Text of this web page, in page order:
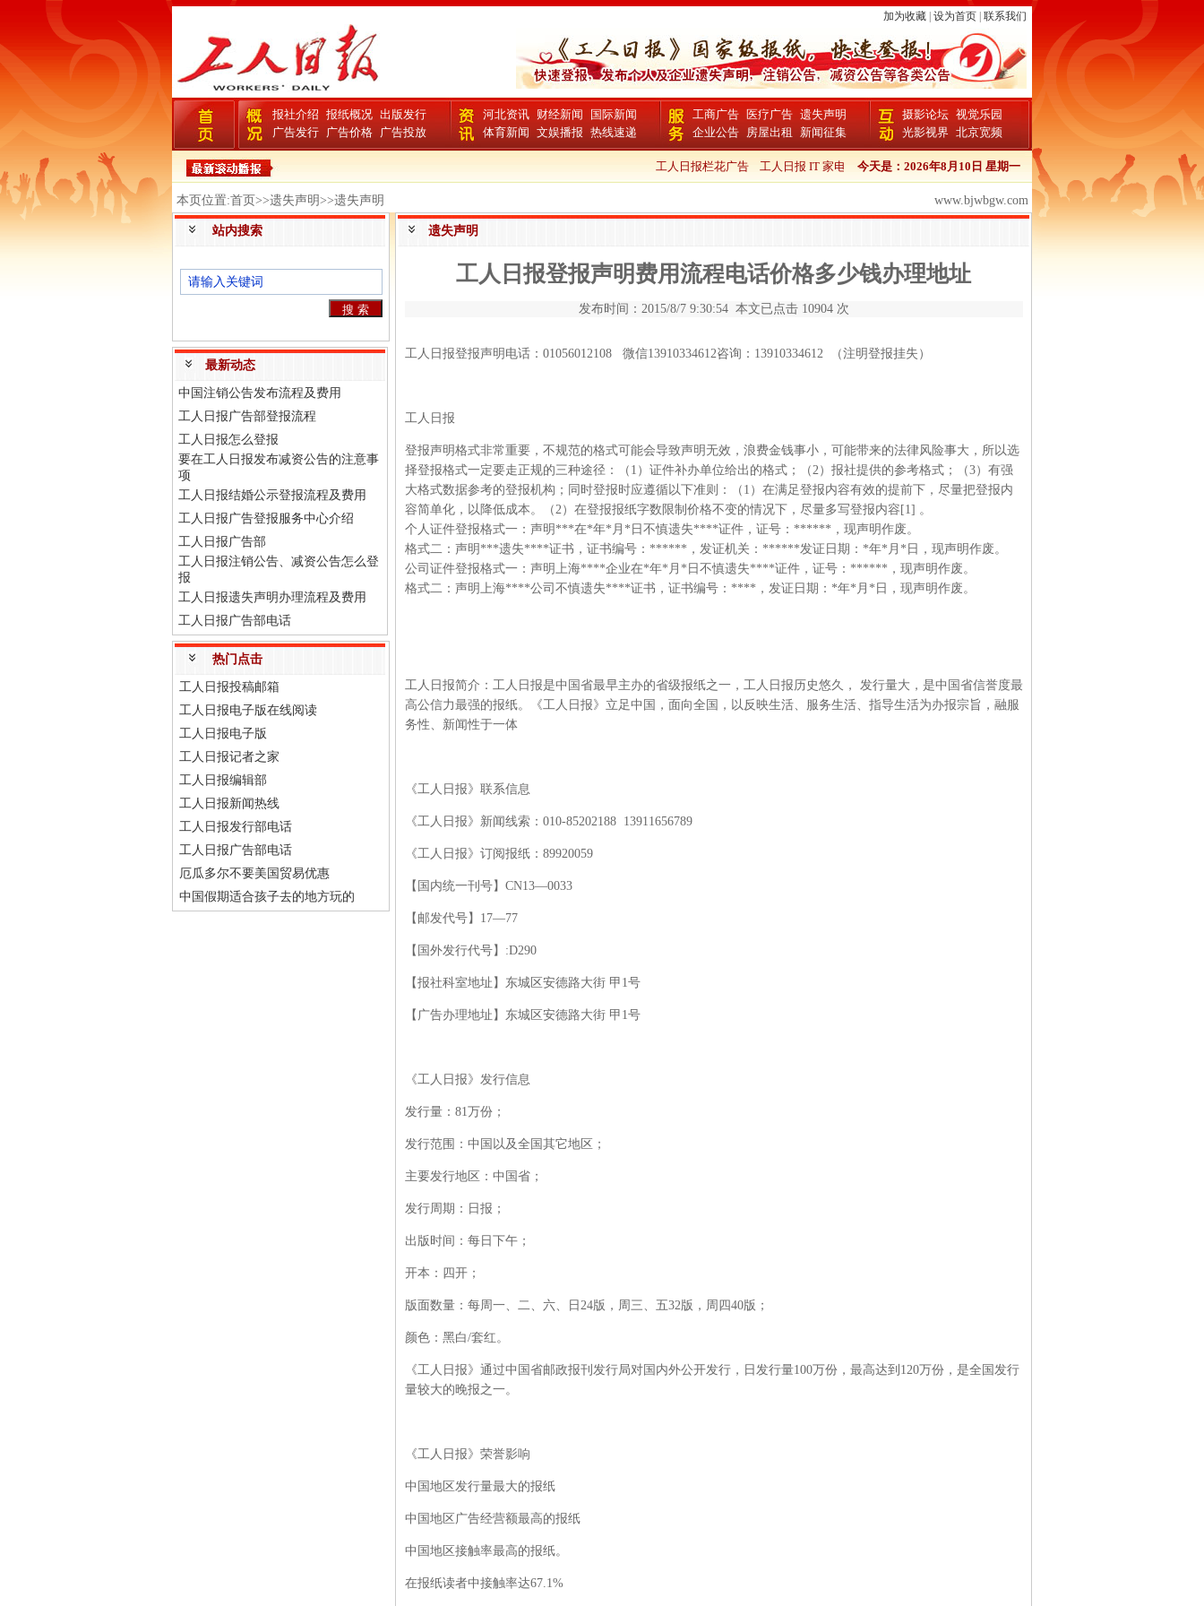
加为收藏 设为首页 联系我们
报社介绍 报纸概况 出版发行
广告发行 广告价格 广告投放
河北资讯 财经新闻
国际新闻
体育新闻 文娱播报 热线速递
工商广告 医疗广告 遗失声明
企业公告 房屋出租 新闻征集
摄影论坛 视觉乐园
光影视界 北京宽频
工人日报栏花广告 工人日报 IT 家电 办公版 广告 工人日报都市咨询文字广告 工人日报旅游广告 工人日
今天是： 2026年8月10日 星期一
本页位置:首页>>遗失声明>>遗失声明 www.bjwbgw.com
站内搜索
最新动态
中国注销公告发布流程及费用
工人日报广告部登报流程
工人日报怎么登报
要在工人日报发布减资公告的注意事
项
工人日报结婚公示登报流程及费用
工人日报广告登报服务中心介绍
工人日报广告部
工人日报注销公告、减资公告怎么登
报
工人日报遗失声明办理流程及费用
工人日报广告部电话
热门点击
工人日报投稿邮箱
工人日报电子版在线阅读
工人日报电子版
工人日报记者之家
工人日报编辑部
工人日报新闻热线
工人日报发行部电话
工人日报广告部电话
厄瓜多尔不要美国贸易优惠
中国假期适合孩子去的地方玩的
遗失声明
工人日报登报声明费用流程电话价格多少钱办理地址
发布时间：2015/8/7 9:30:54 本文已点击 10904 次
工人日报登报声明电话：01056012108 微信13910334612咨询：13910334612 （注明登报挂失）
工人日报
登报声明格式非常重要，不规范的格式可能会导致声明无效，浪费金钱事小，可能带来的法律风险事大，所以选
择登报格式一定要走正规的三种途径：（1）证件补办单位给出的格式；（2）报社提供的参考格式；（3）有强
大格式数据参考的登报机构；同时登报时应遵循以下准则：（1）在满足登报内容有效的提前下，尽量把登报内
容简单化，以降低成本。（2）在登报报纸字数限制价格不变的情况下，尽量多写登报内容[1] 。
个人证件登报格式一：声明***在*年*月*日不慎遗失****证件，证号：******，现声明作废。
格式二：声明***遗失****证书，证书编号：******，发证机关：******发证日期：*年*月*日，现声明作废。
公司证件登报格式一：声明上海****企业在*年*月*日不慎遗失****证件，证号：******，现声明作废。
格式二：声明上海****公司不慎遗失****证书，证书编号：****，发证日期：*年*月*日，现声明作废。
工人日报简介：工人日报是中国省最早主办的省级报纸之一，工人日报历史悠久， 发行量大，是中国省信誉度最
高公信力最强的报纸。《工人日报》立足中国，面向全国，以反映生活、服务生活、指导生活为办报宗旨，融服
务性、新闻性于一体
《工人日报》联系信息
《工人日报》新闻线索：010-85202188 13911656789
《工人日报》订阅报纸：89920059
【国内统一刊号】CN13—0033
【邮发代号】17—77
【国外发行代号】:D290
【报社科室地址】东城区安德路大街 甲1号
【广告办理地址】东城区安德路大街 甲1号
《工人日报》发行信息
发行量：81万份；
发行范围：中国以及全国其它地区；
主要发行地区：中国省；
发行周期：日报；
出版时间：每日下午；
开本：四开；
版面数量：每周一、二、六、日24版，周三、五32版，周四40版；
颜色：黑白/套红。
《工人日报》通过中国省邮政报刊发行局对国内外公开发行，日发行量100万份，最高达到120万份，是全国发行
量较大的晚报之一。
《工人日报》荣誉影响
中国地区发行量最大的报纸
中国地区广告经营额最高的报纸
中国地区接触率最高的报纸。
在报纸读者中接触率达67.1%